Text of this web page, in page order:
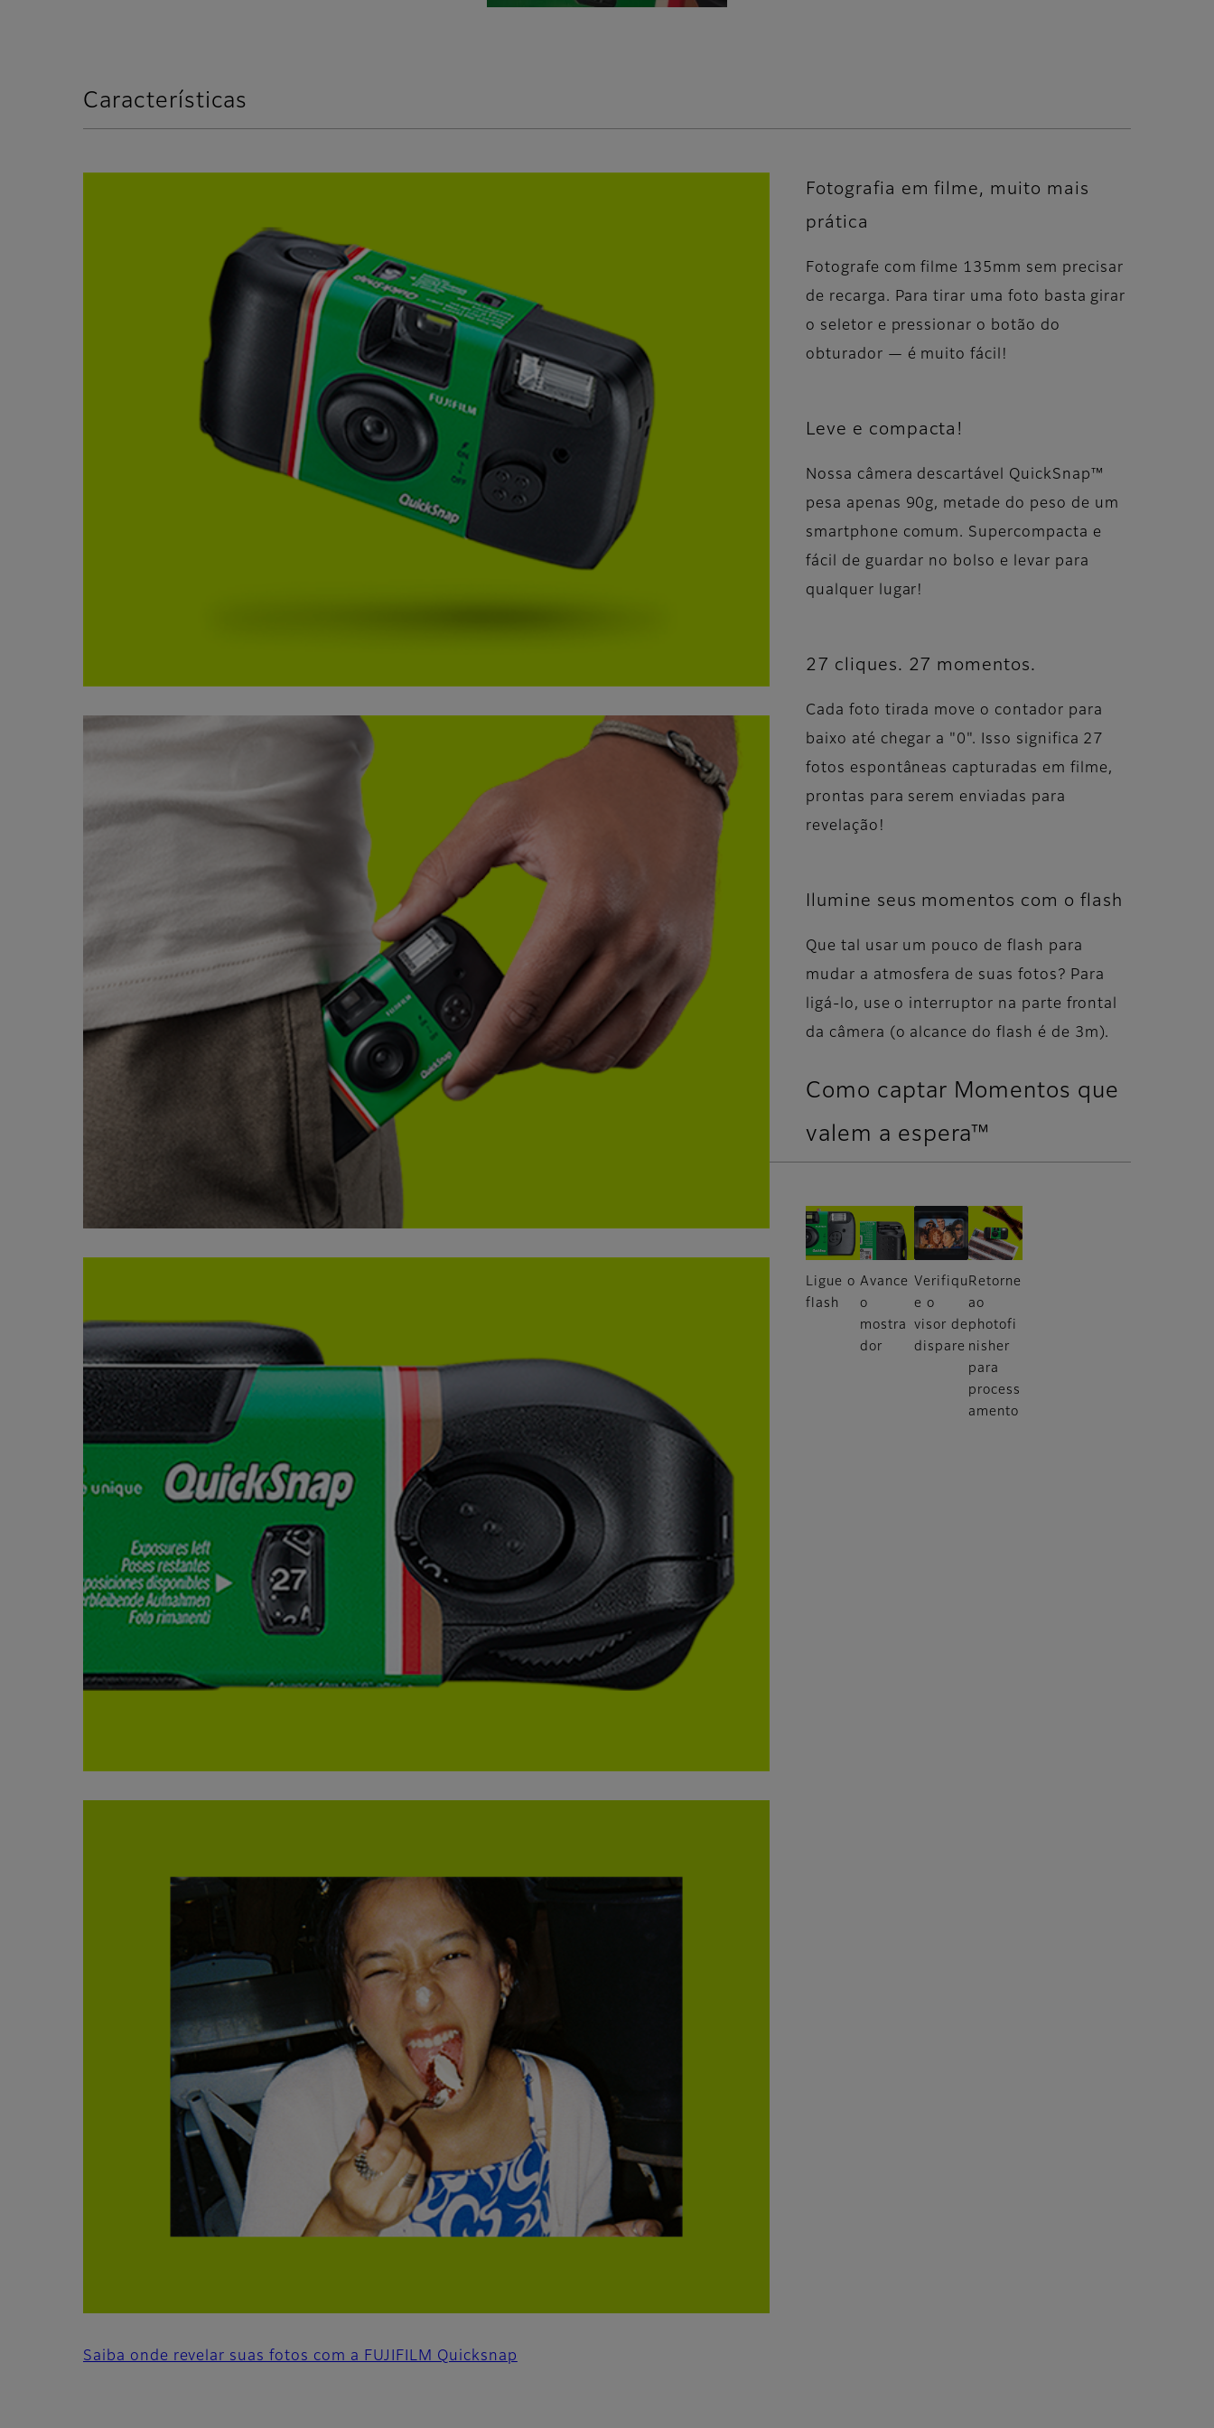
Características
Fotografia em filme, muito mais
prática
Fotografe com filme 135mm sem precisar
de recarga. Para tirar uma foto basta girar
o seletor e pressionar o botão do
obturador — é muito fácil!
Leve e compacta!
Nossa câmera descartável QuickSnap™
pesa apenas 90g, metade do peso de um
smartphone comum. Supercompacta e
fácil de guardar no bolso e levar para
qualquer lugar!
27 cliques. 27 momentos.
Cada foto tirada move o contador para
baixo até chegar a "0". Isso significa 27
fotos espontâneas capturadas em filme,
prontas para serem enviadas para
revelação!
Ilumine seus momentos com o flash
Que tal usar um pouco de flash para
mudar a atmosfera de suas fotos? Para
ligá-lo, use o interruptor na parte frontal
da câmera (o alcance do flash é de 3m).
Como captar Momentos que
valem a espera™
Ligue o
flash
Avance
o
mostra
dor
Verifiqu
e o
visor de
dispare
Retorne
ao
photofi
nisher
para
process
amento
Saiba onde revelar suas fotos com a FUJIFILM Quicksnap